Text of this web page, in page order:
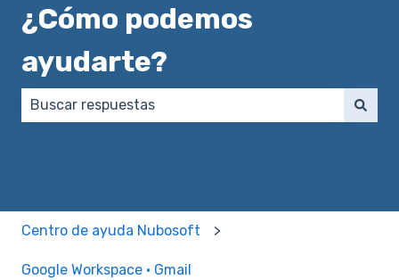
¿Cómo podemos
ayudarte?
Centro de ayuda Nubosoft
Google Workspace · Gmail